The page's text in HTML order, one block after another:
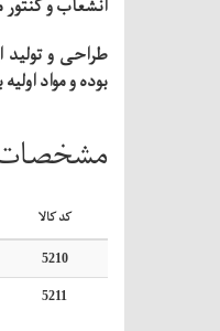
انشعاب و کنتور
بوده و مواد
کد کالا
5210
5211